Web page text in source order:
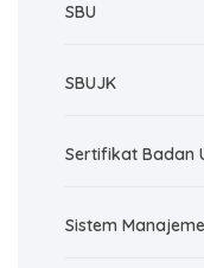
SBU
SBUJK
Sertifikat Badan
Sistem